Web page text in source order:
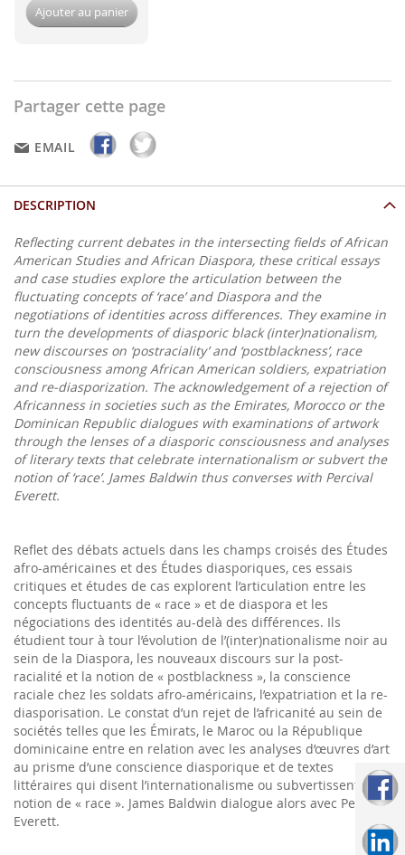
Ajouter au panier
Partager cette page
EMAIL
DESCRIPTION
Reflecting current debates in the intersecting fields of African
American Studies and African Diaspora, these critical essays
and case studies explore the articulation between the
fluctuating concepts of ‘race’ and Diaspora and the
negotiations of identities across differences. They examine in
turn the developments of diasporic black (inter)nationalism,
new discourses on ‘postraciality’ and ‘postblackness’, race
consciousness among African American soldiers, expatriation
and re-diasporization. The acknowledgement of a rejection of
Africanness in societies such as the Emirates, Morocco or the
Dominican Republic dialogues with examinations of artwork
through the lenses of a diasporic consciousness and analyses
of literary texts that celebrate internationalism or subvert the
notion of ‘race’. James Baldwin thus converses with Percival
Everett.
Reflet des débats actuels dans les champs croisés des Études
afro-américaines et des Études diasporiques, ces essais
critiques et études de cas explorent l’articulation entre les
concepts fluctuants de « race » et de diaspora et les
négociations des identités au-delà des différences. Ils
étudient tour à tour l’évolution de l’(inter)nationalisme noir au
sein de la Diaspora, les nouveaux discours sur la post-
racialité et la notion de « postblackness », la conscience
raciale chez les soldats afro-américains, l’expatriation et la re-
diasporisation. Le constat d’un rejet de l’africanité au sein de
sociétés telles que les Émirats, le Maroc ou la République
dominicaine entre en relation avec les analyses d’œuvres d’art
au prisme d’une conscience diasporique et de textes
littéraires qui disent l’internationalisme ou subvertissent la
notion de « race ». James Baldwin dialogue alors avec Percival
Everett.